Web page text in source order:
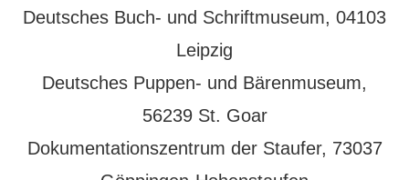
Deutsches Buch- und Schriftmuseum, 04103
Leipzig
Deutsches Puppen- und Bärenmuseum,
56239 St. Goar
Dokumentationszentrum der Staufer, 73037